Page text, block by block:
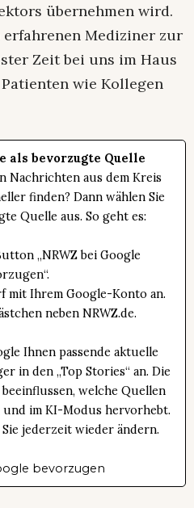
übernehmen wird.
Mediziner zur
Zeit bei uns im Haus
wie Kollegen
als bevorzugte Quelle
Nachrichten aus dem Kreis
finden? Dann wählen Sie
Quelle aus. So geht es:
„NRWZ bei Google
mit Ihrem Google-Konto an.
neben NRWZ.de.
Ihnen passende aktuelle
in den „Top Stories“ an. Die
welche Quellen
im KI-Modus hervorhebt.
jederzeit wieder ändern.
bevorzugen